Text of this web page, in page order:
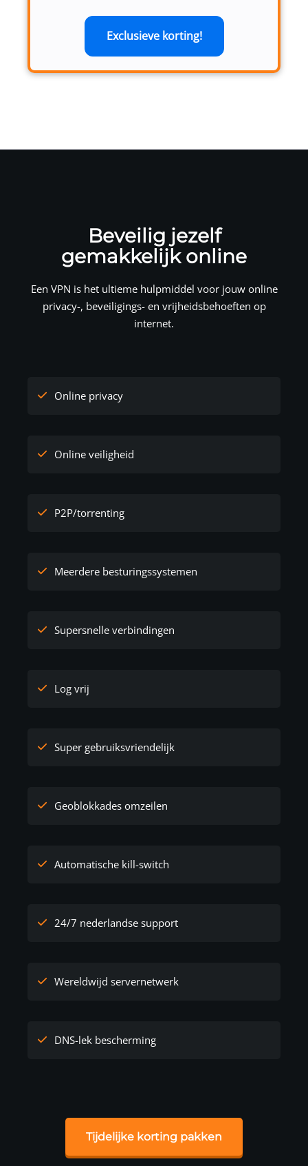
Exclusieve korting!
Beveilig jezelf
gemakkelijk online
Een VPN is het ultieme hulpmiddel voor jouw online
privacy-, beveiligings- en vrijheidsbehoeften op
internet.
Online privacy
Online veiligheid
P2P/torrenting
Meerdere besturingssystemen
Supersnelle verbindingen
Log vrij
Super gebruiksvriendelijk
Geoblokkades omzeilen
Automatische kill-switch
24/7 nederlandse support
Wereldwijd servernetwerk
DNS-lek bescherming
Tijdelijke korting pakken